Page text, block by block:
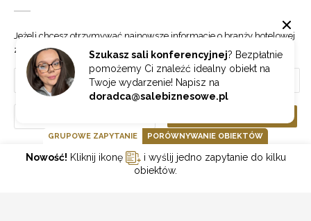
Szukasz sali konferencyjnej? Bezpłatnie
pomożemy Ci znaleźć idealny obiekt na
Twoje wydarzenie! Napisz na
doradca@salebiznesowe.pl
Jeżeli chcesz otrzymywać najnowsze informacje o branży hotelowej
zapisz się do naszego newslettera.
GOONLINE.PL SPÓŁKA Z OGRANICZONĄ ODPOWIEDZIALNOŚCIĄ SP.K.
GRUPOWE ZAPYTANIE PORÓWNYWANIE OBIEKTÓW
Nowość! Kliknij ikonę
i wyślij jedno zapytanie do kilku
obiektów.